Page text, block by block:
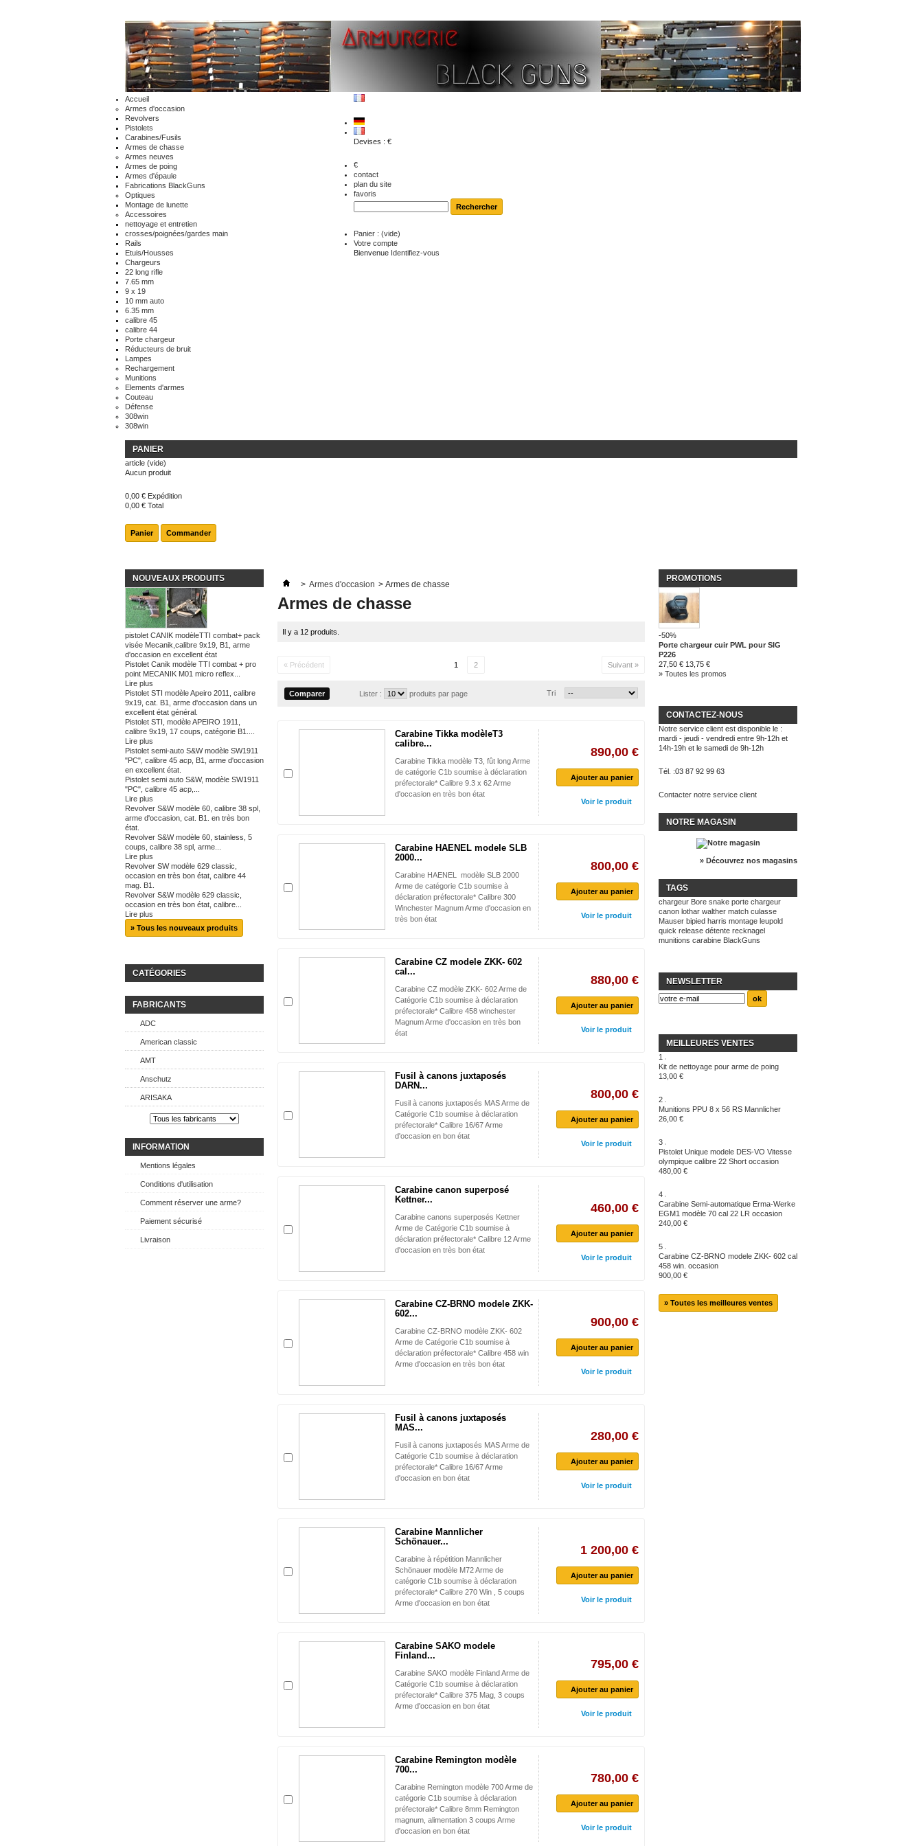
Devises : €
€
contact
plan du site
favoris
Panier : (vide)
Votre compte
Bienvenue Identifiez-vous
Accueil
Armes d'occasion
Revolvers
Pistolets
Carabines/Fusils
Armes de chasse
Armes neuves
Armes de poing
Armes d'épaule
Fabrications BlackGuns
Optiques
Montage de lunette
Accessoires
nettoyage et entretien
crosses/poignées/gardes main
Rails
Etuis/Housses
Chargeurs
22 long rifle
7.65 mm
9 x 19
10 mm auto
6.35 mm
calibre 45
calibre 44
Porte chargeur
Réducteurs de bruit
Lampes
Rechargement
Munitions
Elements d'armes
Couteau
Défense
308win
308win
PANIER
article (vide)
Aucun produit
0,00 € Expédition
0,00 € Total
Panier Commander
NOUVEAUX PRODUITS
pistolet CANIK modèleTTI combat+ pack
visée Mecanik,calibre 9x19, B1, arme
d'occasion en excellent état
Pistolet Canik modèle TTI combat + pro
point MECANIK M01 micro reflex...
Lire plus
Pistolet STI modèle Apeiro 2011, calibre
9x19, cat. B1, arme d'occasion dans un
excellent état général.
Pistolet STI, modèle APEIRO 1911,
calibre 9x19, 17 coups, catégorie B1....
Lire plus
Pistolet semi-auto S&W modèle SW1911
"PC", calibre 45 acp, B1, arme d'occasion
en excellent état.
Pistolet semi auto S&W, modèle SW1911
"PC", calibre 45 acp,...
Lire plus
Revolver S&W modèle 60, calibre 38 spl,
arme d'occasion, cat. B1. en très bon
état.
Revolver S&W modèle 60, stainless, 5
coups, calibre 38 spl, arme...
Lire plus
Revolver SW modèle 629 classic,
occasion en très bon état, calibre 44
mag. B1.
Revolver S&W modèle 629 classic,
occasion en très bon état, calibre...
Lire plus
» Tous les nouveaux produits
CATÉGORIES
FABRICANTS
ADC
American classic
AMT
Anschutz
ARISAKA
INFORMATION
Mentions légales
Conditions d'utilisation
Comment réserver une arme?
Paiement sécurisé
Livraison
> Armes d'occasion > Armes de chasse
Armes de chasse
Il y a 12 produits.
« Précédent 1 2 Suivant »
Tri
Lister : produits par page
Carabine Tikka modèleT3
calibre...
Carabine Tikka modèle T3, fût long Arme
de catégorie C1b soumise à déclaration
préfectorale* Calibre 9.3 x 62 Arme
d'occasion en très bon état
890,00 €
Ajouter au panier
Voir le produit
Carabine HAENEL modele SLB
2000...
Carabine HAENEL modèle SLB 2000
Arme de catégorie C1b soumise à
déclaration préfectorale* Calibre 300
Winchester Magnum Arme d'occasion en
très bon état
800,00 €
Ajouter au panier
Voir le produit
Carabine CZ modele ZKK- 602
cal...
Carabine CZ modèle ZKK- 602 Arme de
Catégorie C1b soumise à déclaration
préfectorale* Calibre 458 winchester
Magnum Arme d'occasion en très bon
état
880,00 €
Ajouter au panier
Voir le produit
Fusil à canons juxtaposés
DARN...
Fusil à canons juxtaposés MAS Arme de
Catégorie C1b soumise à déclaration
préfectorale* Calibre 16/67 Arme
d'occasion en bon état
800,00 €
Ajouter au panier
Voir le produit
Carabine canon superposé
Kettner...
Carabine canons superposés Kettner
Arme de Catégorie C1b soumise à
déclaration préfectorale* Calibre 12 Arme
d'occasion en très bon état
460,00 €
Ajouter au panier
Voir le produit
Carabine CZ-BRNO modele ZKK-
602...
Carabine CZ-BRNO modèle ZKK- 602
Arme de Catégorie C1b soumise à
déclaration préfectorale* Calibre 458 win
Arme d'occasion en très bon état
900,00 €
Ajouter au panier
Voir le produit
Fusil à canons juxtaposés
MAS...
Fusil à canons juxtaposés MAS Arme de
Catégorie C1b soumise à déclaration
préfectorale* Calibre 16/67 Arme
d'occasion en bon état
280,00 €
Ajouter au panier
Voir le produit
Carabine Mannlicher
Schönauer...
Carabine à répétition Mannlicher
Schönauer modèle M72 Arme de
catégorie C1b soumise à déclaration
préfectorale* Calibre 270 Win , 5 coups
Arme d'occasion en bon état
1 200,00 €
Ajouter au panier
Voir le produit
Carabine SAKO modele
Finland...
Carabine SAKO modèle Finland Arme de
Catégorie C1b soumise à déclaration
préfectorale* Calibre 375 Mag, 3 coups
Arme d'occasion en bon état
795,00 €
Ajouter au panier
Voir le produit
Carabine Remington modèle
700...
Carabine Remington modèle 700 Arme de
catégorie C1b soumise à déclaration
préfectorale* Calibre 8mm Remington
magnum, alimentation 3 coups Arme
d'occasion en bon état
780,00 €
Ajouter au panier
Voir le produit
PROMOTIONS
-50%
Porte chargeur cuir PWL pour SIG
P226
27,50 € 13,75 €
» Toutes les promos
CONTACTEZ-NOUS
Notre service client est disponible le :
mardi - jeudi - vendredi entre 9h-12h et
14h-19h et le samedi de 9h-12h
Tél. :03 87 92 99 63
Contacter notre service client
NOTRE MAGASIN
» Découvrez nos magasins
TAGS
chargeur Bore snake porte chargeur
canon lothar walther match culasse
Mauser bipied harris montage leupold
quick release détente recknagel
munitions carabine BlackGuns
NEWSLETTER
MEILLEURES VENTES
1
Kit de nettoyage pour arme de poing
13,00 €
2
Munitions PPU 8 x 56 RS Mannlicher
26,00 €
3
Pistolet Unique modele DES-VO Vitesse
olympique calibre 22 Short occasion
480,00 €
4
Carabine Semi-automatique Erma-Werke
EGM1 modèle 70 cal 22 LR occasion
240,00 €
5
Carabine CZ-BRNO modele ZKK- 602 cal
458 win. occasion
900,00 €
» Toutes les meilleures ventes